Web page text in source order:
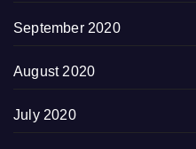
September 2020
August 2020
July 2020